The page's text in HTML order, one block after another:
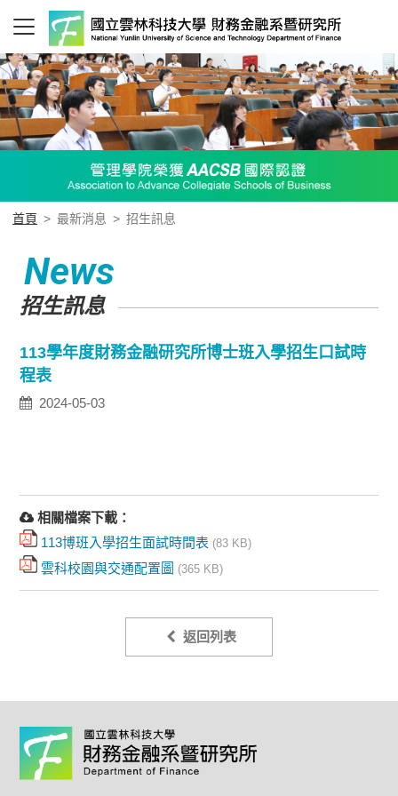
首頁 > 最新消息 > 招生訊息
News
招生訊息
113學年度財務金融研究所博士班入學招生口試時
程表
2024-05-03
相關檔案下載：
113博班入學招生面試時間表 (83 KB)
雲科校園與交通配置圖 (365 KB)
返回列表